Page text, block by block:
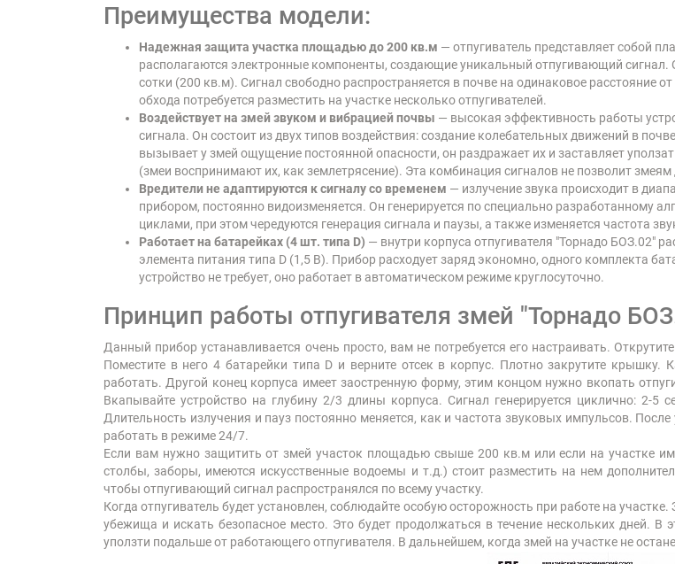
Преимущества модели:
Надежная защита участка площадью до 200 кв.м — отпугиватель представляет собой
располагаются электронные компоненты, создающие уникальный отпугивающий
сотки (200 кв.м). Сигнал свободно распространяется в почве на одинаковое расстояние
обхода потребуется разместить на участке несколько отпугивателей.
Воздействует на змей звуком и вибрацией почвы — высокая эффективность работы
сигнала. Он состоит из двух типов воздействия: создание колебательных движений в
вызывает у змей ощущение постоянной опасности, он раздражает их и заставляет
(змеи воспринимают их, как землетрясение). Эта комбинация сигналов не позволит змеям
Вредители не адаптируются к сигналу со временем — излучение звука происходит в
прибором, постоянно видоизменяется. Он генерируется по специально разработанному
циклами, при этом чередуются генерация сигнала и паузы, а также изменяется частота
Работает на батарейках (4 шт. типа D) — внутри корпуса отпугивателя "Торнадо БОЗ.02"
элемента питания типа D (1,5 В). Прибор расходует заряд экономно, одного комплекта
устройство не требует, оно работает в автоматическом режиме круглосуточно.
Принцип работы отпугивателя змей "Торнадо
Данный прибор устанавливается очень просто, вам не потребуется его настраивать.
Поместите в него 4 батарейки типа D и верните отсек в корпус. Плотно закрутите крышку.
работать. Другой конец корпуса имеет заостренную форму, этим концом нужно вкопать
Вкапывайте устройство на глубину 2/3 длины корпуса. Сигнал генерируется циклично: 2-5
Длительность излучения и пауз постоянно меняется, как и частота звуковых импульсов.
работать в режиме 24/7.
Если вам нужно защитить от змей участок площадью свыше 200 кв.м или если на участке
столбы, заборы, имеются искусственные водоемы и т.д.) стоит разместить на нем
чтобы отпугивающий сигнал распространялся по всему участку.
Когда отпугиватель будет установлен, соблюдайте особую осторожность при работе на
убежища и искать безопасное место. Это будет продолжаться в течение нескольких дней. В
уползти подальше от работающего отпугивателя. В дальнейшем, когда змей на участке не